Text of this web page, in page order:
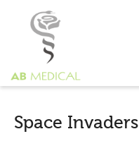
Space Invaders